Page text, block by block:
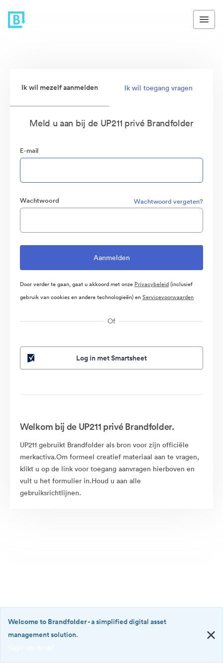
Ik wil mezelf aanmelden Ik wil toegang vragen
Meld u aan bij de UP211 privé Brandfolder
E-mail
Wachtwoord Wachtwoord vergeten?
Door verder te gaan, gaat u akkoord met onze Privacybeleid(inclusief
gebruik van cookies en andere technologieën) enServicevoorwaarden
Of
Log in met Smartsheet
Welkom bij de UP211 privé Brandfolder.
UP211 gebruikt Brandfolder als bron voor zijn officiële
merkactiva.Om formeel creatief materiaal aan te vragen,
klikt u op de link voor toegang aanvragen hierboven en
vult u het formulier in.Houd u aan alle
gebruiksrichtlijnen.
·
Welcome to Brandfolder- a simplified digital asset
management solution.